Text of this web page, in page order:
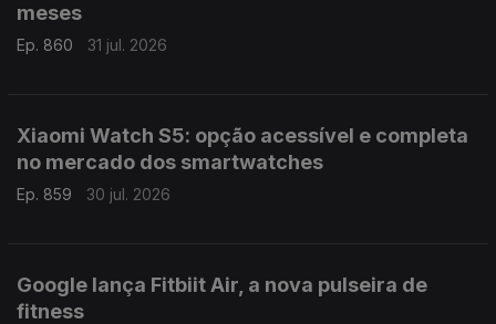
meses
Ep. 860 31 jul. 2026
Xiaomi Watch S5: opção acessível e completa
no mercado dos smartwatches
Ep. 859 30 jul. 2026
Google lança Fitbiit Air, a nova pulseira de
fitness